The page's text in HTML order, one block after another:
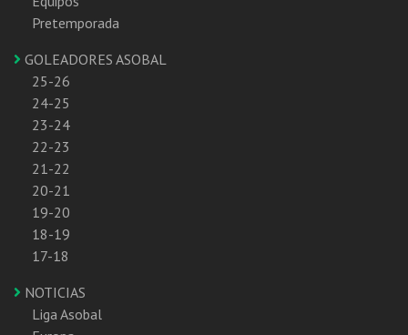
Pretemporada
GOLEADORES ASOBAL
25-26
24-25
23-24
22-23
21-22
20-21
19-20
18-19
17-18
NOTICIAS
Liga Asobal